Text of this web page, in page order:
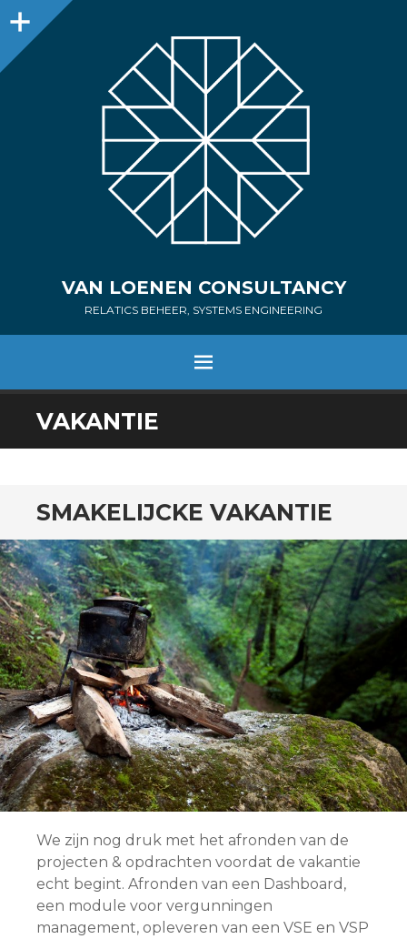
Sidebar
VAN LOENEN CONSULTANCY
RELATICS BEHEER, SYSTEMS ENGINEERING
MENU
SPRING
NAAR
VAKANTIE
SMAKELIJCKE VAKANTIE
We zijn nog druk met het afronden van de
projecten & opdrachten voordat de vakantie
echt begint. Afronden van een Dashboard,
een module voor vergunningen
management, opleveren van een VSE en VSP